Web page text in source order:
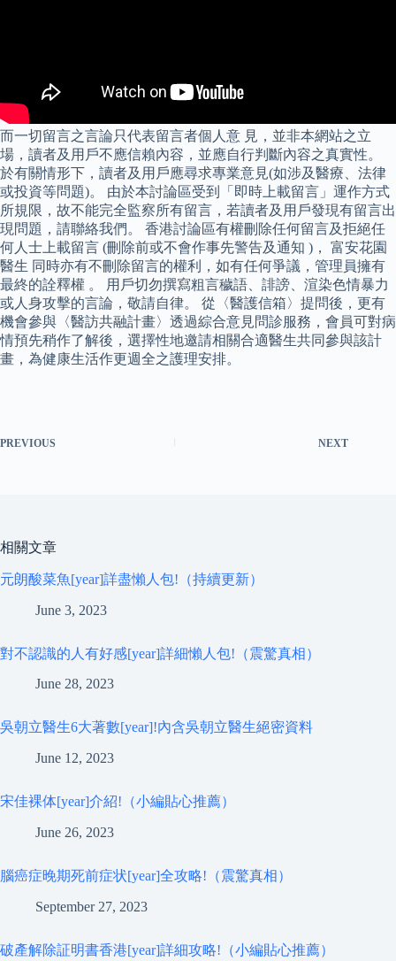
而一切留言之言論只代表留言者個人意 見，並非本網站之立
場，讀者及用戶不應信賴內容，並應自行判斷內容之真實性。
於有關情形下，讀者及用戶應尋求專業意見(如涉及醫療、法律
或投資等問題)。 由於本討論區受到「即時上載留言」運作方式
所規限，故不能完全監察所有留言，若讀者及用戶發現有留言出
現問題，請聯絡我們。 香港討論區有權刪除任何留言及拒絕任
何人士上載留言 (刪除前或不會作事先警告及通知 )， 富安花園
醫生 同時亦有不刪除留言的權利，如有任何爭議，管理員擁有
最終的詮釋權 。 用戶切勿撰寫粗言穢語、誹謗、渲染色情暴力
或人身攻擊的言論，敬請自律。 從〈醫護信箱〉提問後，更有
機會參與〈醫訪共融計畫〉透過綜合意見問診服務，會員可對病
情預先稍作了解後，選擇性地邀請相關合適醫生共同參與該計
畫，為健康生活作更週全之護理安排。
PREVIOUS NEXT
相關文章
元朗酸菜魚[year]詳盡懶人包!（持續更新）
June 3, 2023
對不認識的人有好感[year]詳細懶人包!（震驚真相）
June 28, 2023
吳朝立醫生6大著數[year]!內含吳朝立醫生絕密資料
June 12, 2023
宋佳裸体[year]介紹!（小編貼心推薦）
June 26, 2023
腦癌症晚期死前症状[year]全攻略!（震驚真相）
September 27, 2023
破產解除証明書香港[year]詳細攻略!（小編貼心推薦）